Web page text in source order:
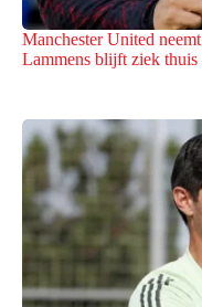
Manchester United
Lammens blijft ziek thuis